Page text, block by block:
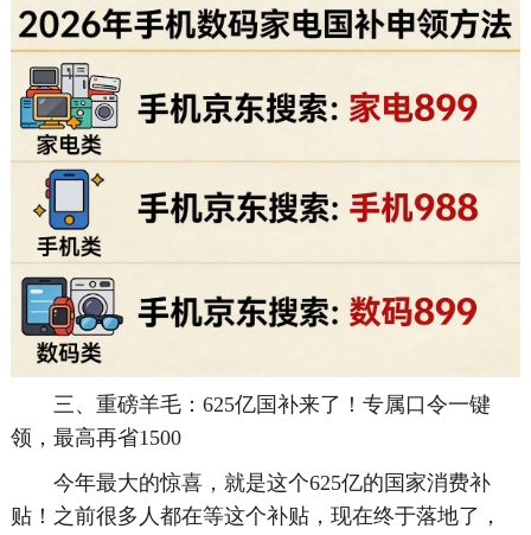
三、重磅羊毛：625亿国补来了！专属口令一键
领，最高再省1500
今年最大的惊喜，就是这个625亿的国家消费补
贴！之前很多人都在等这个补贴，现在终于落地了，